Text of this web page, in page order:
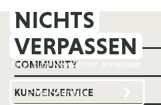
NICHTS
VERPASSEN
Jetzt zum Newsletter anmelden
FOREVER YOUNG
COMMUNITY
KUNDENSERVICE